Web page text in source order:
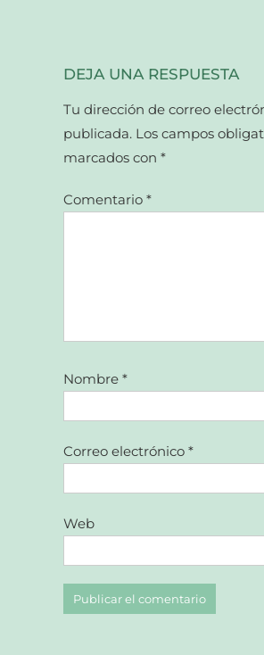
DEJA UNA RESPUESTA
Tu dirección de correo
publicada. Los campos
marcados con*
Comentario*
Nombre*
Correo electrónico*
Web